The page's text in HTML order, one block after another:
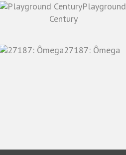
Playground
Century
27187: Ômega